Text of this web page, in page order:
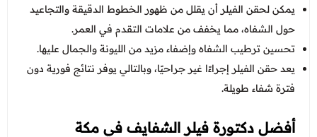
يمكن لحقن الفيلر أن يقلل من ظهور الخطوط الدقيقة والتجاعيد
حول الشفاه، مما يخفف من علامات التقدم في العمر.
تحسين ترطيب الشفاه وإضفاء مزيد من الليونة والجمال عليها.
يعد حقن الفيلر إجراءًا غير جراحيًا، وبالتالي يوفر نتائج فورية دون
فترة شفاء طويلة.
أفضل دكتورة فيلر الشفايف في مكة